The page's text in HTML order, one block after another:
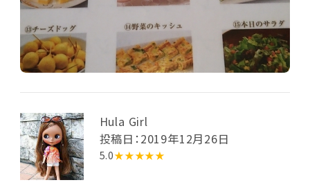
Hula Girl
投稿日：2019年12月26日
5.0★★★★★